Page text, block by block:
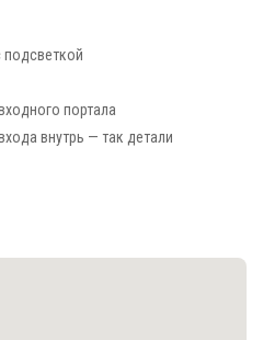
портала
внутрь — так детали